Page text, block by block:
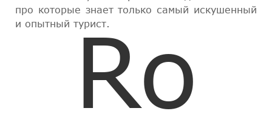
про которые знает только самый искушенный
и опытный турист.Ro